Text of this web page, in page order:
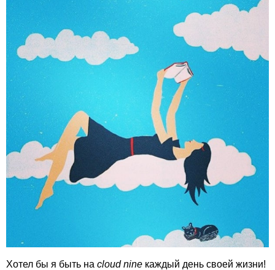
Хотел бы я быть на cloud nine каждый день своей жизни!